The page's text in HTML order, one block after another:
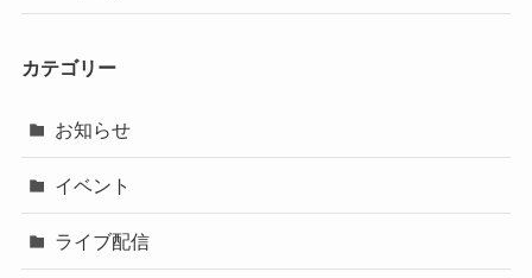
カテゴリー
お知らせ
イベント
ライブ配信